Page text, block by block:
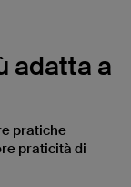
adatta a
pratiche
praticità di